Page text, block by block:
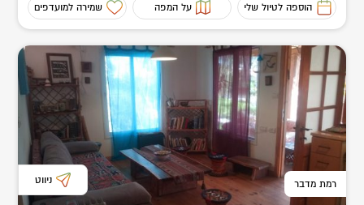
הוספה לטיול שלי על המפה שמירה למועדפים
רמת מדבר ניווט